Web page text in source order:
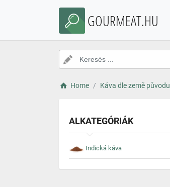
GOURMEAT.HU
Home Káva dle země původu
ALKATEGÓRIÁK
Indická káva